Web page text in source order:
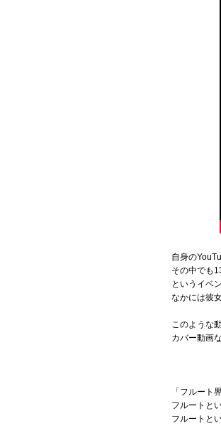
自身の
その中でも
というイベ
なかには彼
このような
カバー動画
「フルート
フルートと
フルートと